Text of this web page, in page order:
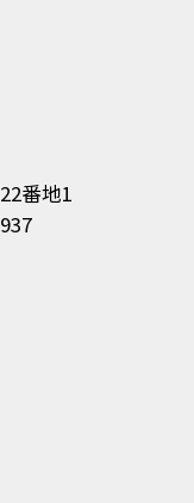
番地1